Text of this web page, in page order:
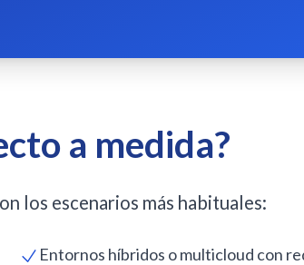
a medida?
los escenarios más habituales:
Entornos híbridos o multicloud con